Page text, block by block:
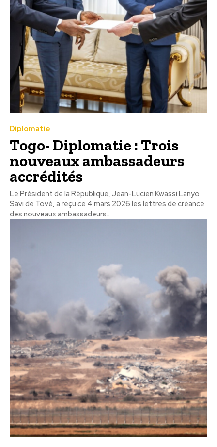
Diplomatie
Togo- Diplomatie : Trois
nouveaux ambassadeurs
accrédités
Le Président de la République, Jean-Lucien Kwassi Lanyo
Savi de Tové, a reçu ce 4 mars 2026 les lettres de créance
des nouveaux ambassadeurs...